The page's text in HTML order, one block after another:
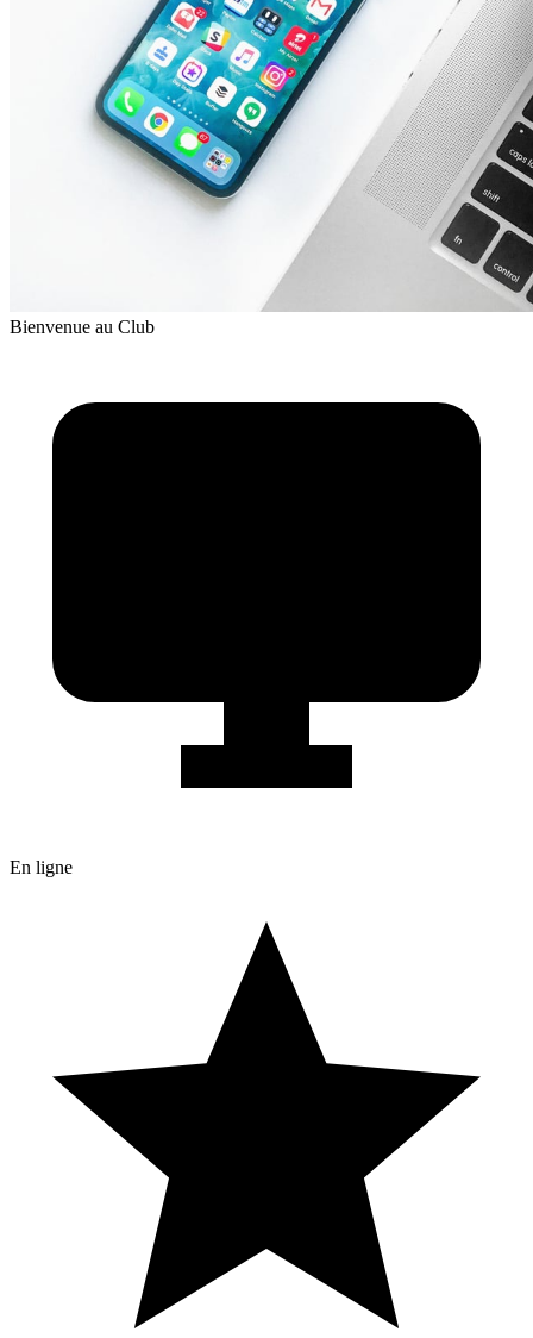
Bienvenue au Club
En ligne